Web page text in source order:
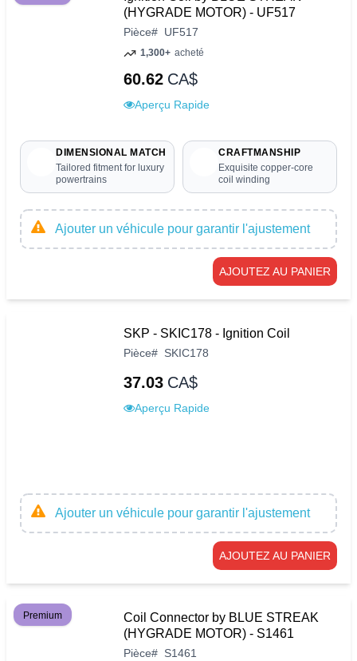
(HYGRADE MOTOR) - UF517
Pièce# UF517
1,300+ acheté
60.62 CA$
Aperçu Rapide
DIMENSIONAL MATCH
Tailored fitment for luxury
powertrains
CRAFTMANSHIP
Exquisite copper-core
coil winding
Ajouter un véhicule pour garantir l'ajustement
AJOUTEZ AU PANIER
SKP - SKIC178 - Ignition Coil
Pièce# SKIC178
37.03 CA$
Aperçu Rapide
Ajouter un véhicule pour garantir l'ajustement
AJOUTEZ AU PANIER
Premium
Coil Connector by BLUE STREAK
(HYGRADE MOTOR) - S1461
Pièce# S1461